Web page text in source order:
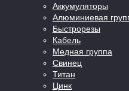
Аккумуляторы
Алюминиевая
Быстрорезы
Кабель
Медная группа
Свинец
Титан
Цинк